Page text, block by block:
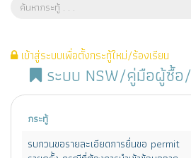
เข้าสู่ระบบเพื่อตั้งกระทู้ใหม่/ร้องเรียน
ระบบ NSW/คู่มือผู้ซื้
กระทู้
รบกวนขอรายละเอียดการยื่นขอ permit